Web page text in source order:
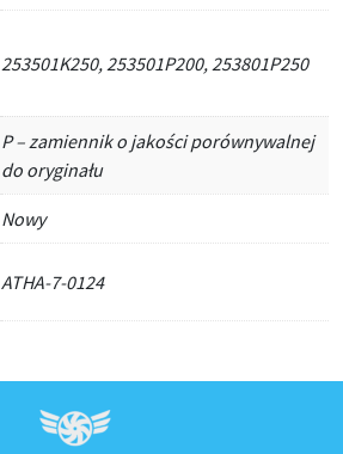
253501K250, 253501P200, 253801P250
P – zamiennik o jakości porównywalnej
do oryginału
Nowy
ATHA-7-0124